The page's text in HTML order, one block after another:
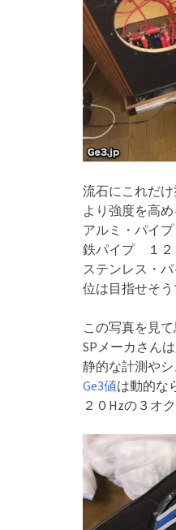
流石にこれだけ
より強度を高
アルミ・パイ
鉄パイプ １
ステンレス・
位は目指せそ
この写真を見て
SPメーカさん
静的な計測や
Ge3値は動的な
２０Hzの３オ